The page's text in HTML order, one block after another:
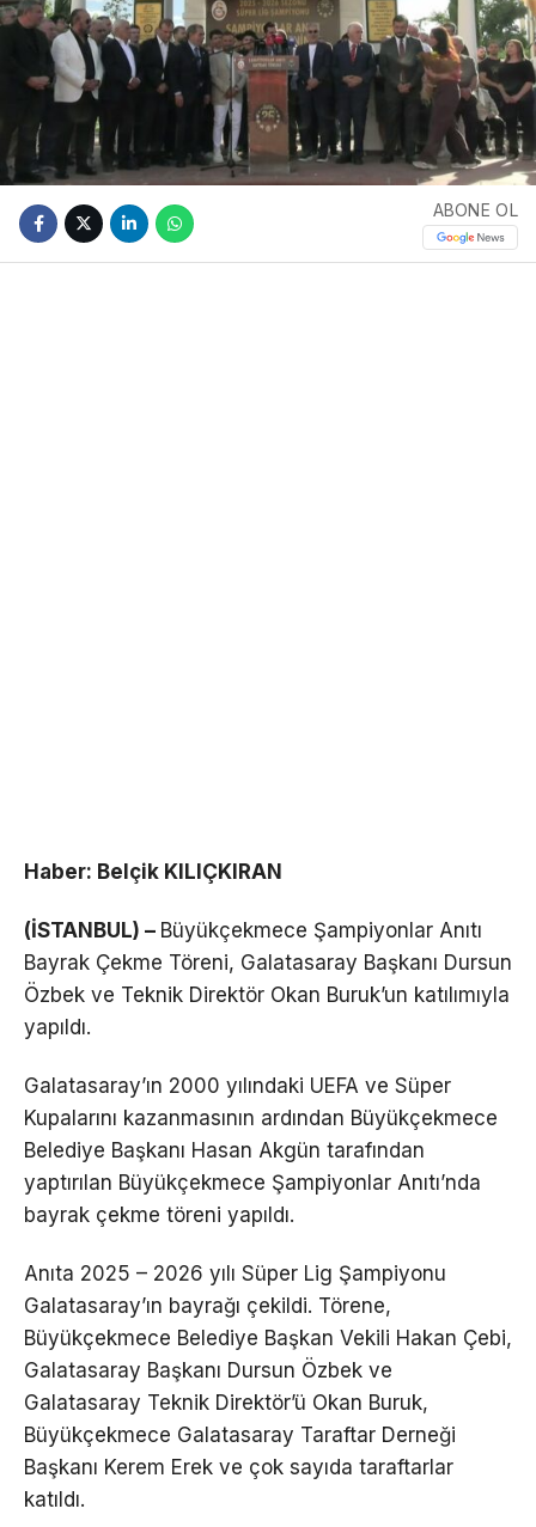
ABONE OL
Haber: Belçik KILIÇKIRAN
(İSTANBUL) – Büyükçekmece Şampiyonlar Anıtı
Bayrak Çekme Töreni, Galatasaray Başkanı Dursun
Özbek ve Teknik Direktör Okan Buruk’un katılımıyla
yapıldı.
Galatasaray’ın 2000 yılındaki UEFA ve Süper
Kupalarını kazanmasının ardından Büyükçekmece
Belediye Başkanı Hasan Akgün tarafından
yaptırılan Büyükçekmece Şampiyonlar Anıtı’nda
bayrak çekme töreni yapıldı.
Anıta 2025 – 2026 yılı Süper Lig Şampiyonu
Galatasaray’ın bayrağı çekildi. Törene,
Büyükçekmece Belediye Başkan Vekili Hakan Çebi,
Galatasaray Başkanı Dursun Özbek ve
Galatasaray Teknik Direktör’ü Okan Buruk,
Büyükçekmece Galatasaray Taraftar Derneği
Başkanı Kerem Erek ve çok sayıda taraftarlar
katıldı.